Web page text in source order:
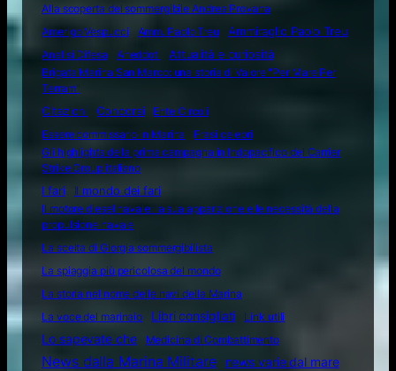
Alla scoperta del sommergibile Andrea Provana
Amerigo Vespucci
Amm. Paolo Treu
Ammiraglio Paolo Treu
Analisi Difesa
Aneddoti Attualità e curiosità
Brigata Marina San Marco: una storia di Valore "Per Mare Per
Terram"
Citazioni
Concorsi
Ente Circoli
Essere commissario in Marina
Frasi celebri
Gli highlights della prima campagna in Indopacifico del Carrier
Strike Group italiano
I fari
Il mondo dei fari
Il motore diesel navale: la sua apparizione e le necessità della
propulsione navale
La scelta di Giorgia sommergibilista
La spiaggia più pericolosa del mondo
La storia nel nome delle navi della Marina
La voce del marinaio
Libri consigliati Link utili
Lo sapevate che Medicina di Combattimento
News dalla Marina Militare
news varie dal mare